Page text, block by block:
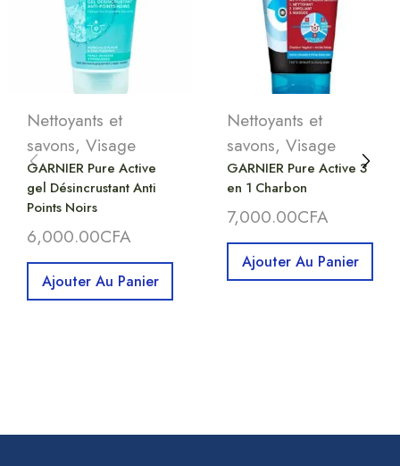
Nettoyants et
savons, Visage
GARNIER Pure Active
gel Désincrustant Anti
Points Noirs
6,000.00CFA
Ajouter Au Panier
Nettoyants et
savons, Visage
GARNIER Pure Active 3
en 1 Charbon
7,000.00CFA
Ajouter Au Panier